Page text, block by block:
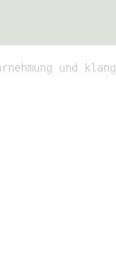
und klang